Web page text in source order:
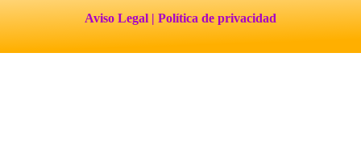
Aviso Legal | Política de privacidad